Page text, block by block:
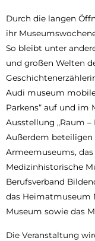
Durch die langen
ihr
So bleibt unter
und großen Welten
Audi museum
Parkens“ auf und
Ausstellung „Raum
Außerdem beteiligen
Armeemuseums,
Medizinhistorische
Berufsverband
das Heimatmuseum
Museum sowie das
Die Veranstaltung